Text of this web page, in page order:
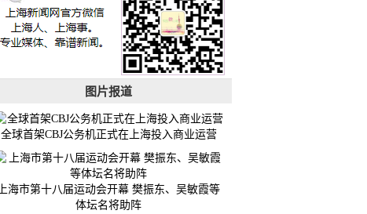
图片报道
全球首架CBJ公务机正式在上海投入商业运营
上海市第十八届运动会开幕 樊振东、吴敏霞等
体坛名将助阵